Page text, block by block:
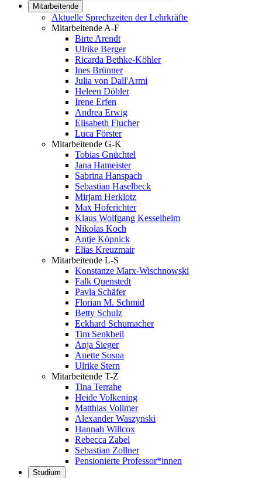
Mitarbeitende
Aktuelle Sprechzeiten der Lehrkräfte
Mitarbeitende A-F
Birte Arendt
Ulrike Berger
Ricarda Bethke-Köhler
Ines Brünner
Julia von Dall'Armi
Heleen Döbler
Irene Erfen
Andrea Erwig
Elisabeth Flucher
Luca Förster
Mitarbeitende G-K
Tobias Gnüchtel
Jana Hameister
Sabrina Hanspach
Sebastian Haselbeck
Mirjam Herklotz
Max Hoferichter
Klaus Wolfgang Kesselheim
Nikolas Koch
Antje Köpnick
Elias Kreuzmair
Mitarbeitende L-S
Konstanze Marx-Wischnowski
Falk Quenstedt
Pavla Schäfer
Florian M. Schmid
Betty Schulz
Eckhard Schumacher
Tim Senkbeil
Anja Sieger
Anette Sosna
Ulrike Stern
Mitarbeitende T-Z
Tina Terrahe
Heide Volkening
Matthias Vollmer
Alexander Waszynski
Hannah Willcox
Rebecca Zabel
Sebastian Zollner
Pensionierte Professor*innen
Studium